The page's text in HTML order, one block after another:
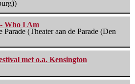
Who I Am
Parade (Theater aan de Parade (Den
met o.a. Kensington